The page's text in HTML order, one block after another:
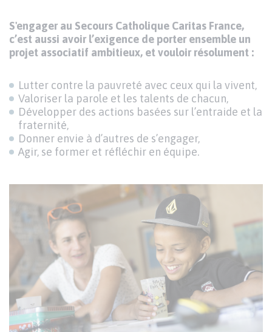
S'engager au Secours Catholique Caritas France,
c’est aussi avoir l’exigence de porter ensemble un
projet associatif ambitieux, et vouloir résolument :
Lutter contre la pauvreté avec ceux qui la vivent,
Valoriser la parole et les talents de chacun,
Développer des actions basées sur l’entraide et la
fraternité,
Donner envie à d’autres de s’engager,
Agir, se former et réfléchir en équipe.